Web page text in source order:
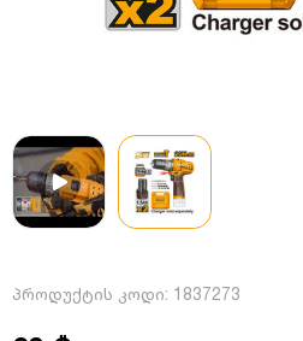
პროდუქტის კოდი: 1837273